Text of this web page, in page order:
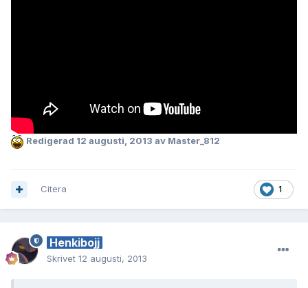
Redigerad 12 augusti, 2013 av Master_812
1
Citera
Henkibojj
Skrivet 12 augusti, 2013